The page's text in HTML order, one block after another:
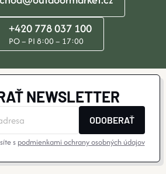
+420 778 037 100
PO – PI 8:00 – 17:00
NEWSLETTER
ODOBERAŤ
s podmienkami ochrany osobných údajov